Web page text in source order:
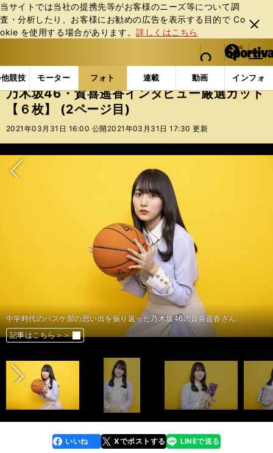
当サイトでは当社の提携先等がお客様のニーズ等について調
査・分析したり、お客様にお勧めの広告を表⽰する⽬的で Co
okie を使⽤する場合があります。詳しくはこちら
閉じ
る
web Sportiva (webスポルティーバ)
検索
マイペ
ー
ジ
メニュ
競技 モーター フォト 連載 動画 インフォ
b
ス
ポ
ル
バ
フォトギャラリー スポーツビーナスギャラリー 乃
乃木坂46・賀喜遥香インタビュー厳選カット
【６枚】 (2ページ目)
2021年03月31日 16:00 公開 2021年03月31日 17:30 更新
中学時代のバスケ部の思い出を振り返った乃木坂46の賀喜遥香さん
記事はこちら＞＞
中学時代のバスケ部の思い出を振り返った乃木坂46の賀喜遥香さん
記事はこちら＞＞
中学時代のバスケ部の思い出を振り返った乃木坂46の賀喜遥香さん
記事はこちら＞＞
人気漫画『呪術廻戦』の魅力を語った乃木坂46の賀喜遥香さん
記事はこちら＞＞
人気漫画『呪術廻戦』の魅力を語った乃木坂46の賀喜遥香さん
記事はこちら＞＞
人気漫画『呪術廻戦』の魅力を語った乃木坂46の賀喜遥香さん
記事はこちら＞＞
前へ
faceboo
k
いいね Xでポストする
line LINEで送る